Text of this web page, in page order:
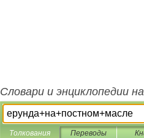
Словари и энциклопедии
Толкования Переводы